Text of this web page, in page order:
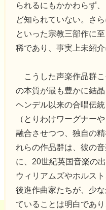
られるにもかかわらず
ど知られていない。さ
といった宗教三部作に
稀であり、事実上未紹介
こうした声楽作品群こ
の本質が最も豊かに結
ヘンデル以来の合唱伝
（とりわけワーグナー
融合させつつ、独自の
れらの作品群は、彼の
に、20世紀英国音楽の
ウィリアムズやホルス
後進作曲家たちが、少
ていることは明白であ